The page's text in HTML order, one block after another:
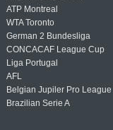
ATP Montreal
WTA Toronto
German 2 Bundesliga
CONCACAF League Cup
Liga Portugal
AFL
Belgian Jupiler Pro League
Brazilian Serie A